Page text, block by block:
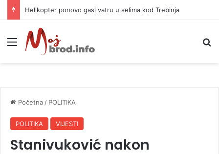
Helikopter ponovo gasi vatru u selima kod Trebinja
Meni
Početna / POLITIKA
POLITIKA VIJESTI
Stanivuković nakon